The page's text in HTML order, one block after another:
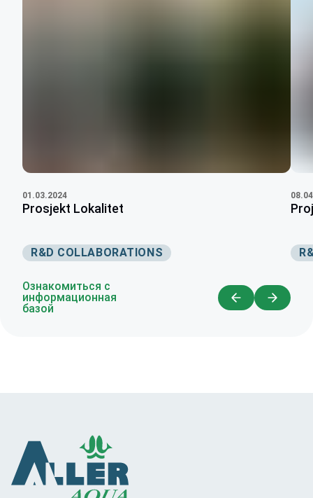
01.03.2024
Prosjekt Lokalitet
R&D COLLABORATIONS
Ознакомиться с
информационная
базой